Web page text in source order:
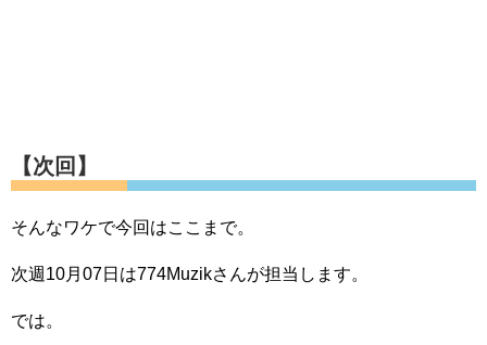
【次回】
そんなワケで今回はここまで。
次週10月07日は774Muzikさんが担当します。
では。